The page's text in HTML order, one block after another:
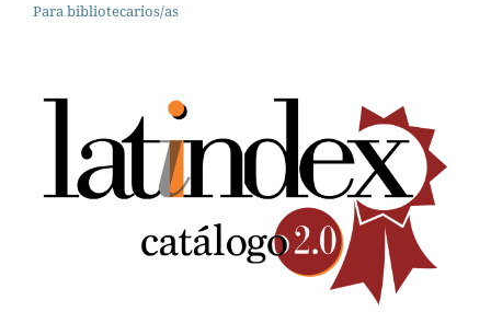
Para bibliotecarios/as